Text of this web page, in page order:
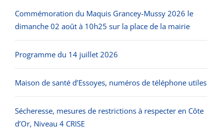
Commémoration du Maquis Grancey-Mussy 2026 le
dimanche 02 août à 10h25 sur la place de la mairie
Programme du 14 juillet 2026
Maison de santé d’Essoyes, numéros de téléphone utiles
Sécheresse, mesures de restrictions à respecter en Côte
d’Or, Niveau 4 CRISE